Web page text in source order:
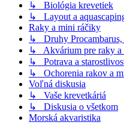
↳ Biológia krevetiek
↳ Layout a
Raky a mini ráčiky
↳ Druhy Procambarus,
↳ Akvárium pre raky a
↳ Potrava a
↳ Ochorenia rakov a
Voľná diskusia
↳ Vaše krevetkáriá
↳ Diskusia o všetkom
Morská akvaristika